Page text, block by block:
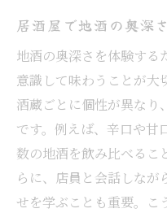
居酒屋で地酒の奥深
地酒の奥深さを体験する
意識して味わうことが大
酒蔵ごとに個性が異なり
です。例えば、辛口や甘
数の地酒を飲み比べるこ
らに、店員と会話しな
せを学ぶことも重要。こ